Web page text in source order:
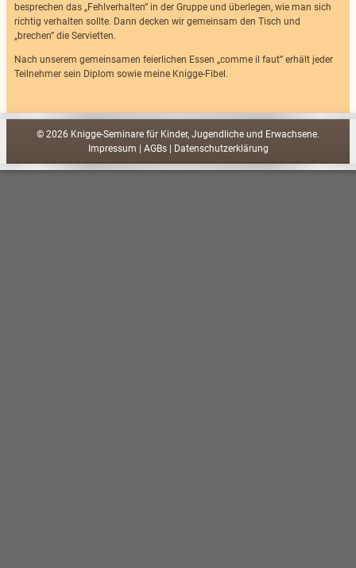
besprechen das „Fehlverhalten” in der Gruppe und überlegen, wie man sich
richtig verhalten sollte. Dann decken wir gemeinsam den Tisch und
„brechen” die Servietten.
Nach unserem gemeinsamen feierlichen Essen „comme il faut” erhält jeder
Teilnehmer sein Diplom sowie meine Knigge-Fibel.
© 2026 Knigge-Seminare für Kinder, Jugendliche und Erwachsene.
Impressum
AGBs Datenschutzerklärung